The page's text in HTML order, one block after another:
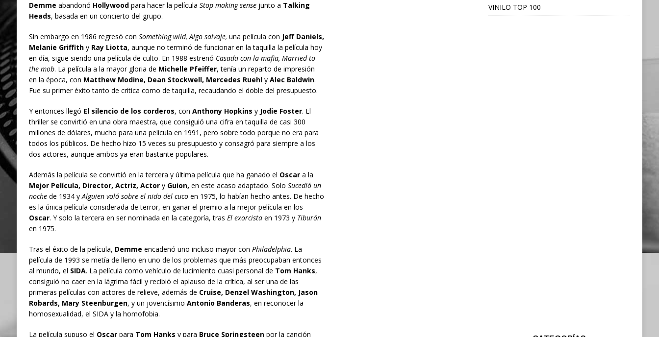
Demme abandonó Hollywoodpara hacer la película Stop making sensejunto a Talking
Heads, basada en un concierto del grupo.
Sin embargo en 1986 regresó con Something wild, Algo salvaje, una película con Jeff Daniels,
Melanie GriffithyRay Liotta, aunque no terminó de funcionar en la taquilla la película hoy
en día, sigue siendo una película de culto. En 1988 estrenó Casada con la mafia, Married to
the mob. La película a la mayor gloria de Michelle Pfeiffer, tenía un reparto de impresión
en la época, con Matthew Modine, Dean Stockwell, Mercedes Ruehly Alec Baldwin.
Fue su primer éxito tanto de crítica como de taquilla, recaudando el doble del presupuesto.
Y entonces llegó El silencio de los corderos, con Anthony Hopkins y Jodie Foster. El
thriller se convirtió en una obra maestra, que consiguió una cifra en taquilla de casi 300
millones de dólares, mucho para una película en 1991, pero sobre todo porque no era para
todos los públicos. De hecho hizo 15 veces su presupuesto y consagró para siempre a los
dos actores, aunque ambos ya eran bastante populares.
Además la película se convirtió en la tercera y última película que ha ganado el Oscara la
Mejor Película, Director, Actriz, Actory Guion, en este acaso adaptado. Solo Sucedió un
nochede 1934 yAlguien voló sobre el nido del cucoen 1975, lo habían hecho antes. De hecho
es la única película considerada de terror, en ganar el premio a la mejor película en los
Oscar. Y solo la tercera en ser nominada en la categoría, tras El exorcistaen 1973 y Tiburón
en 1975.
Tras el éxito de la película, Demme encadenó uno incluso mayor con Philadelphia. La
película de 1993 se metía de lleno en uno de los problemas que más preocupaban entonces
al mundo, el SIDA. La película como vehículo de lucimiento cuasi personal de Tom Hanks,
consiguió no caer en la lágrima fácil y recibió el aplauso de la crítica, al ser una de las
primeras películas con actores de relieve, además de Cruise, Denzel Washington, Jason
Robards, Mary Steenburgen, y un jovencísimo Antonio Banderas, en reconocer la
homosexualidad, el SIDA y la homofobia.
La película supuso el Oscarpara Tom Hanks y para Bruce Springsteenpor la canción
VINILO TOP 100